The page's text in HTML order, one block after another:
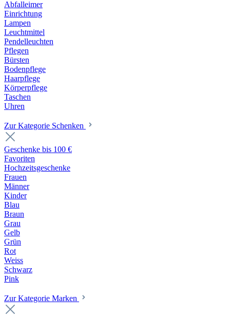
Abfalleimer
Einrichtung
Lampen
Leuchtmittel
Pendelleuchten
Pflegen
Bürsten
Bodenpflege
Haarpflege
Körperpflege
Taschen
Uhren
Zur Kategorie Schenken
Geschenke bis 100 €
Favoriten
Hochzeitsgeschenke
Frauen
Männer
Kinder
Blau
Braun
Grau
Gelb
Grün
Rot
Weiss
Schwarz
Pink
Zur Kategorie Marken